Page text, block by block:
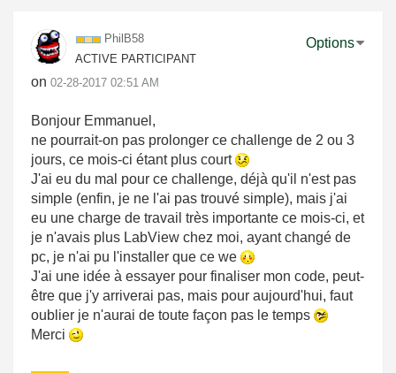
PhilB58
ACTIVE PARTICIPANT
on ‎02-28-2017 02:51 AM
Options
Bonjour Emmanuel,
ne pourrait-on pas prolonger ce challenge de 2 ou 3
jours, ce mois-ci étant plus court
J'ai eu du mal pour ce challenge, déjà qu'il n'est pas
simple (enfin, je ne l'ai pas trouvé simple), mais j'ai
eu une charge de travail très importante ce mois-ci, et
je n'avais plus LabView chez moi, ayant changé de
pc, je n'ai pu l'installer que ce we
J'ai une idée à essayer pour finaliser mon code, peut-
être que j'y arriverai pas, mais pour aujourd'hui, faut
oublier je n'aurai de toute façon pas le temps
Merci